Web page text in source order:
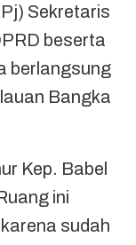
Sekretaris
beserta
berlangsung
Bangka
Kep. Babel
ini
sudah